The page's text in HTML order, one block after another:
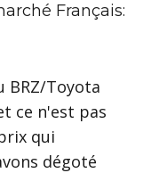
Français:
BRZ/Toyota
ce n'est pas
qui
dégoté